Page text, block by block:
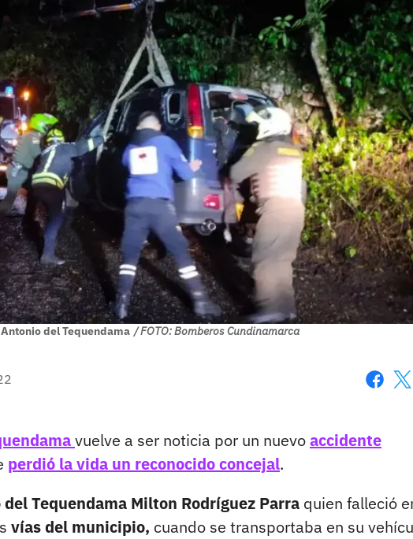
del Tequendama / FOTO: Bomberos Cundinamarca
vuelve a ser noticia por un nuevoaccidente
perdió la vida un reconocido concejal.
Tequendama Milton Rodríguez Parra quien falleció
vías del municipio, cuando se transportaba en su